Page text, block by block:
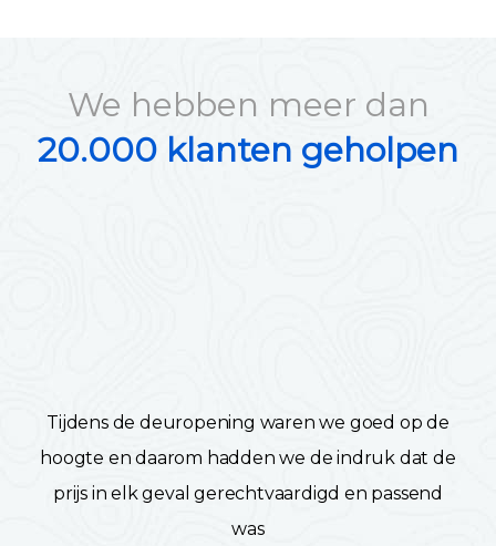
We hebben meer dan
20.000 klanten geholpen
Tijdens de deuropening waren we goed op de
hoogte en daarom hadden we de indruk dat de
prijs in elk geval gerechtvaardigd en passend
was